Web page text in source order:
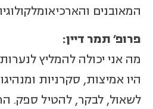
המאובנים
פרופ' תמר דיין:
מה אני יכולה להמליץ
היו אמיצות, סקרניות
לשאול, לבקר, להטיל ספק.